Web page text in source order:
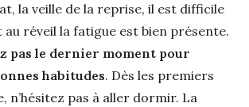
la veille de la reprise, il est difficile
au réveil la fatigue est bien présente.
pas le dernier moment pour
habitudes. Dès les premiers
n’hésitez pas à aller dormir. La